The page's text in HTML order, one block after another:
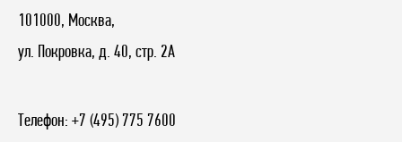
101000, Москва,
ул. Покровка, д. 40, стр. 2А
Телефон: +7 (495) 775 7600